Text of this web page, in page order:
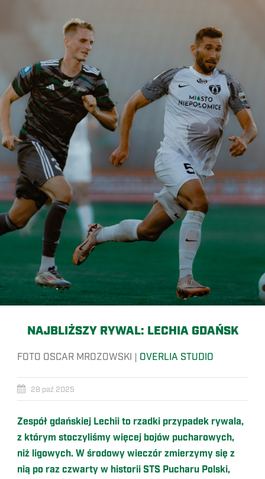
NAJBLIŻSZY RYWAL: LECHIA GDAŃSK
FOTO OSCAR MROZOWSKI | OVERLIA STUDIO
28 paź 2025
Zespół gdańskiej Lechii to rzadki przypadek rywala,
z którym stoczyliśmy więcej bojów pucharowych,
niż ligowych. W środowy wieczór zmierzymy się z
nią po raz czwarty w historii STS Pucharu Polski,